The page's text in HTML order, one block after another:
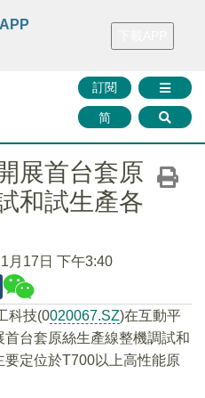
FINMETA 財華證券 媒體矩陣
訂閱
简
展首台套原
和試生產各
月17日 下午3:40
科技(0020067.SZ)在互動平
台套原絲生產線整機調試和
定位於T700以上高性能原